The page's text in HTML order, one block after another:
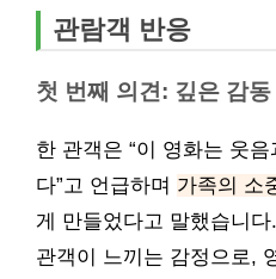
관람객 반응
첫 번째 의견: 깊은 감동
한 관객은 “이 영화는 웃
다”고 언급하며 가족의 소
게 만들었다고 말했습니
관객이 느끼는 감정으로,